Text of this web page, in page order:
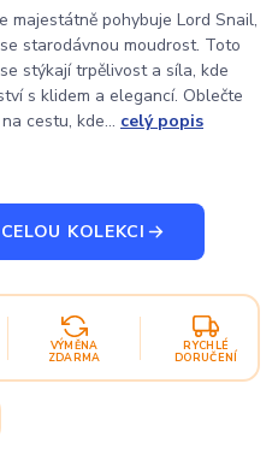
majestátně pohybuje Lord Snail,
starodávnou moudrost. Toto
stýkají trpělivost a síla, kde
s klidem a elegancí. Oblečte
cestu, kde... celý popis
KOLEKCI
VÝMĚNA
ZDARMA
RYCHLÉ
DORUČENÍ